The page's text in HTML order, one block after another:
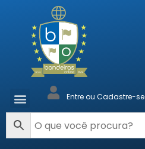
Entre ou Cadastre-se